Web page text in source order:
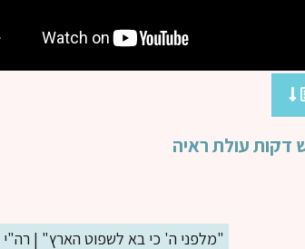
עולת ראיה
"מלפני ה' כי בא לשפוט הארץ" | רה"י